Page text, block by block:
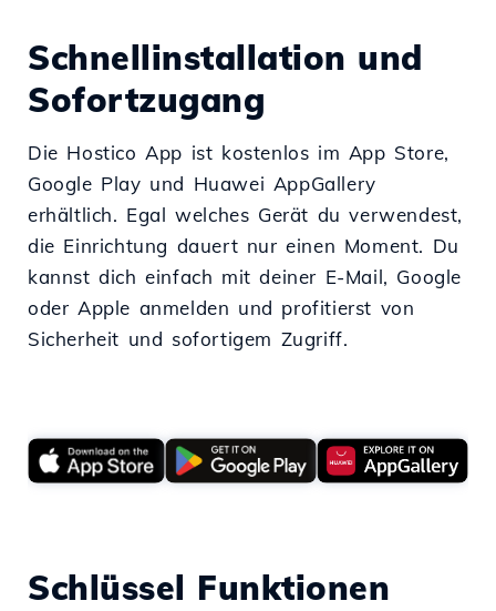
Schnellinstallation und
Sofortzugang
Die Hostico App ist kostenlos im App Store,
Google Play und Huawei AppGallery
erhältlich. Egal welches Gerät du verwendest,
die Einrichtung dauert nur einen Moment. Du
kannst dich einfach mit deiner E-Mail, Google
oder Apple anmelden und profitierst von
Sicherheit und sofortigem Zugriff.
Schlüssel Funktionen